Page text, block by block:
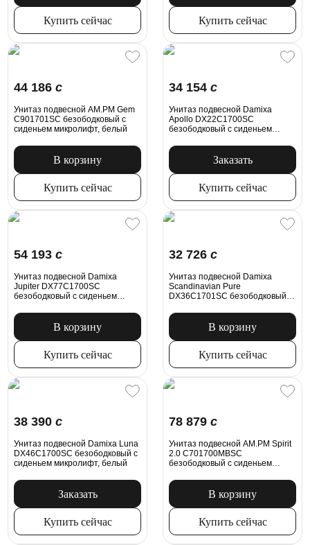
Купить сейчас Купить сейчас
44 186 c
Унитаз подвесной AM.PM Gem
C901701SC безободковый с
сиденьем микролифт, белый
В корзину
Купить сейчас
34 154 c
Унитаз подвесной Damixa
Apollo DX22C1700SC
безободковый с сиденьем
Заказать
Купить сейчас
54 193 c
Унитаз подвесной Damixa
Jupiter DX77C1700SC
безободковый с сиденьем
В корзину
Купить сейчас
32 726 c
Унитаз подвесной Damixa
Scandinavian Pure
DX36C1701SC безободковый с
В корзину
Купить сейчас
38 390 c
Унитаз подвесной Damixa Luna
DX46C1700SC безободковый с
сиденьем микролифт, белый
Заказать
Купить сейчас
78 879 c
Унитаз подвесной AM.PM Spirit
2.0 C701700MBSC
безободковый с сиденьем
В корзину
Купить сейчас